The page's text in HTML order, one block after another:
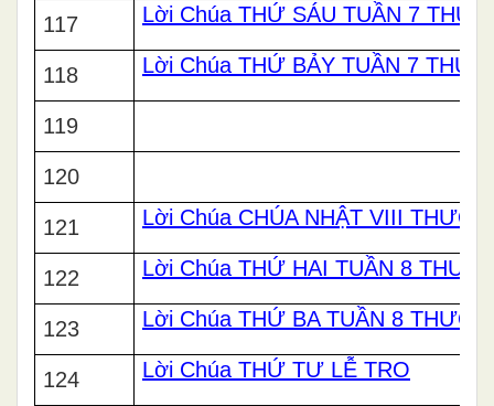
117 Lời Chúa THỨ SÁU TUẦN 7
118 Lời Chúa THỨ BẢY TUẦN 7
119
120
121 Lời Chúa CHÚA NHẬT VIII
122 Lời Chúa THỨ HAI TUẦN 8
123 Lời Chúa THỨ BA TUẦN 8
124 Lời Chúa THỨ TƯ LỄ TRO